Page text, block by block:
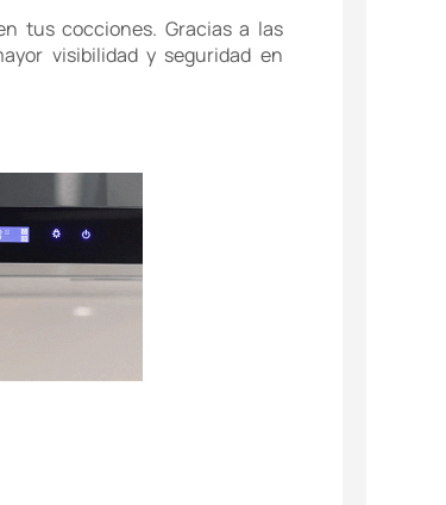
tus cocciones. Gracias a las
visibilidad y seguridad en